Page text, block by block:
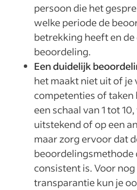
persoon die het
welke periode de
betrekking heeft en
beoordeling.
Een duidelijk
het maakt niet uit of je
competenties of
een schaal van 1 tot
uitstekend of op een
maar zorg ervoor dat
beoordelingsmethode
consistent is. Voor
transparantie kun je